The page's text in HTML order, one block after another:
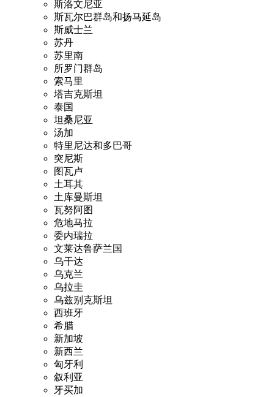
斯洛文尼亚
斯瓦尔巴群岛和扬马延岛
斯威士兰
苏丹
苏里南
所罗门群岛
索马里
塔吉克斯坦
泰国
坦桑尼亚
汤加
特里尼达和多巴哥
突尼斯
图瓦卢
土耳其
土库曼斯坦
瓦努阿图
危地马拉
委内瑞拉
文莱达鲁萨兰国
乌干达
乌克兰
乌拉圭
乌兹别克斯坦
西班牙
希腊
新加坡
新西兰
匈牙利
叙利亚
牙买加